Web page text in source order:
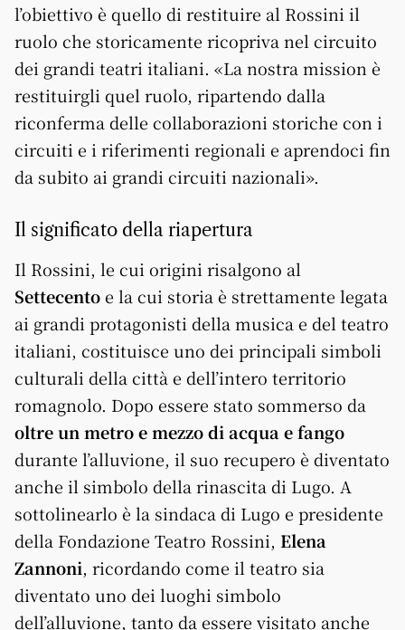
l’obiettivo è quello di restituire al Rossini il
ruolo che storicamente ricopriva nel circuito
dei grandi teatri italiani. «La nostra mission è
restituirgli quel ruolo, ripartendo dalla
riconferma delle collaborazioni storiche con i
circuiti e i riferimenti regionali e aprendoci fin
da subito ai grandi circuiti nazionali».
Il significato della riapertura
Il Rossini, le cui origini risalgono al
Settecentoe la cui storia è strettamente legata
ai grandi protagonisti della musica e del teatro
italiani, costituisce uno dei principali simboli
culturali della città e dell’intero territorio
romagnolo. Dopo essere stato sommerso da
oltre un metro e mezzo di acqua e fango
durante l’alluvione, il suo recupero è diventato
anche il simbolo della rinascita di Lugo. A
sottolinearlo è la sindaca di Lugo e presidente
della Fondazione Teatro Rossini, Elena
Zannoni, ricordando come il teatro sia
diventato uno dei luoghi simbolo
dell’alluvione, tanto da essere visitato anche